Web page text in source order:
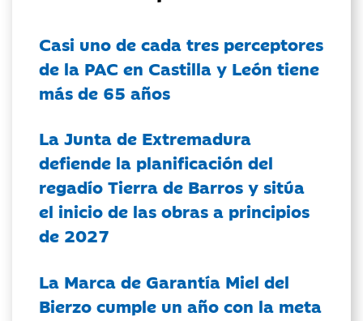
Casi uno de cada tres perceptores
de la PAC en Castilla y León tiene
más de 65 años
La Junta de Extremadura
defiende la planificación del
regadío Tierra de Barros y sitúa
el inicio de las obras a principios
de 2027
La Marca de Garantía Miel del
Bierzo cumple un año con la meta